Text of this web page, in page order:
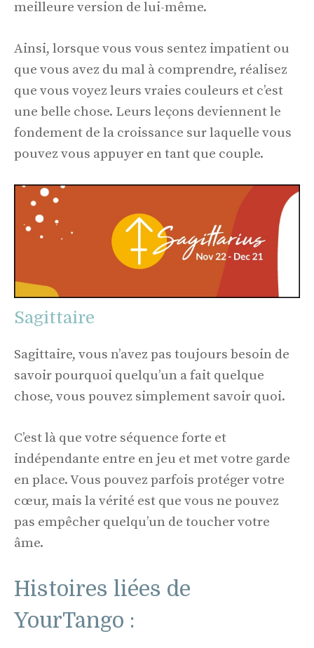
meilleure version de lui-même.
Ainsi, lorsque vous vous sentez impatient ou
que vous avez du mal à comprendre, réalisez
que vous voyez leurs vraies couleurs et c’est
une belle chose. Leurs leçons deviennent le
fondement de la croissance sur laquelle vous
pouvez vous appuyer en tant que couple.
Sagittaire
Sagittaire, vous n’avez pas toujours besoin de
savoir pourquoi quelqu’un a fait quelque
chose, vous pouvez simplement savoir quoi.
C’est là que votre séquence forte et
indépendante entre en jeu et met votre garde
en place. Vous pouvez parfois protéger votre
cœur, mais la vérité est que vous ne pouvez
pas empêcher quelqu’un de toucher votre
âme.
Histoires liées de
YourTango :